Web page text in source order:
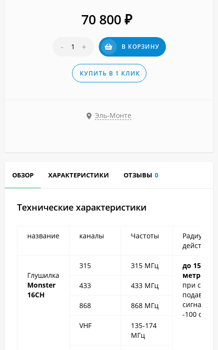
70 800 ₽
- + В КОРЗИНУ
КУПИТЬ В 1 КЛИК
Эль-Монте
ОБЗОР ХАРАКТЕРИСТИКИ ОТЗЫВЫ 0
Технические характеристики
название каналы Частоты
Радиус
действия
Глушилка
Monster
16CH
315 315 МГц
до 150
метров
при силе
сигнала
-100 dBm
433 433 МГц
868 868 МГц
VHF
135-174
МГц